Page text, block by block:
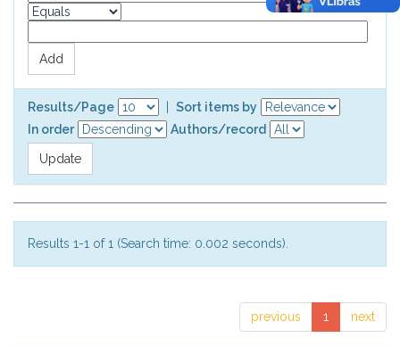
Results/Page
Sort items by
In order
Authors/record
Results 1-1 of 1 (Search time: 0.002 seconds).
previous 1 next